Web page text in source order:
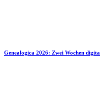
Genealogica 2026: Zwei Wochen